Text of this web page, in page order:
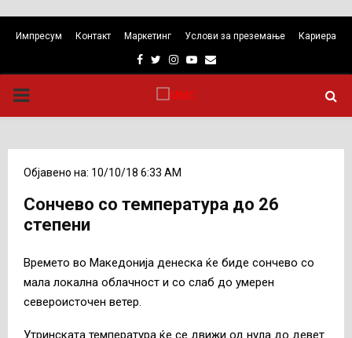
Импресум Контакт Маркетинг Услови за преземање Кариера
Facebook
TwitterInstagram
Youtube
Email
PRIMARY
Објавено на: 10/10/18 6:33 AM
Сончево со температура до 26
степени
Времето во Македонија денеска ќе биде сончево со
мала локална облачност и со слаб до умерен
североисточен ветер.
Утринската температура ќе се движи од нула до девет